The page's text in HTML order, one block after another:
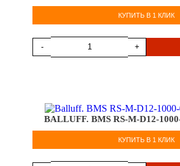
КУПИТЬ В 1 КЛИК
- +
BALLUFF. BMS RS-M-D12-
КУПИТЬ В 1 КЛИК